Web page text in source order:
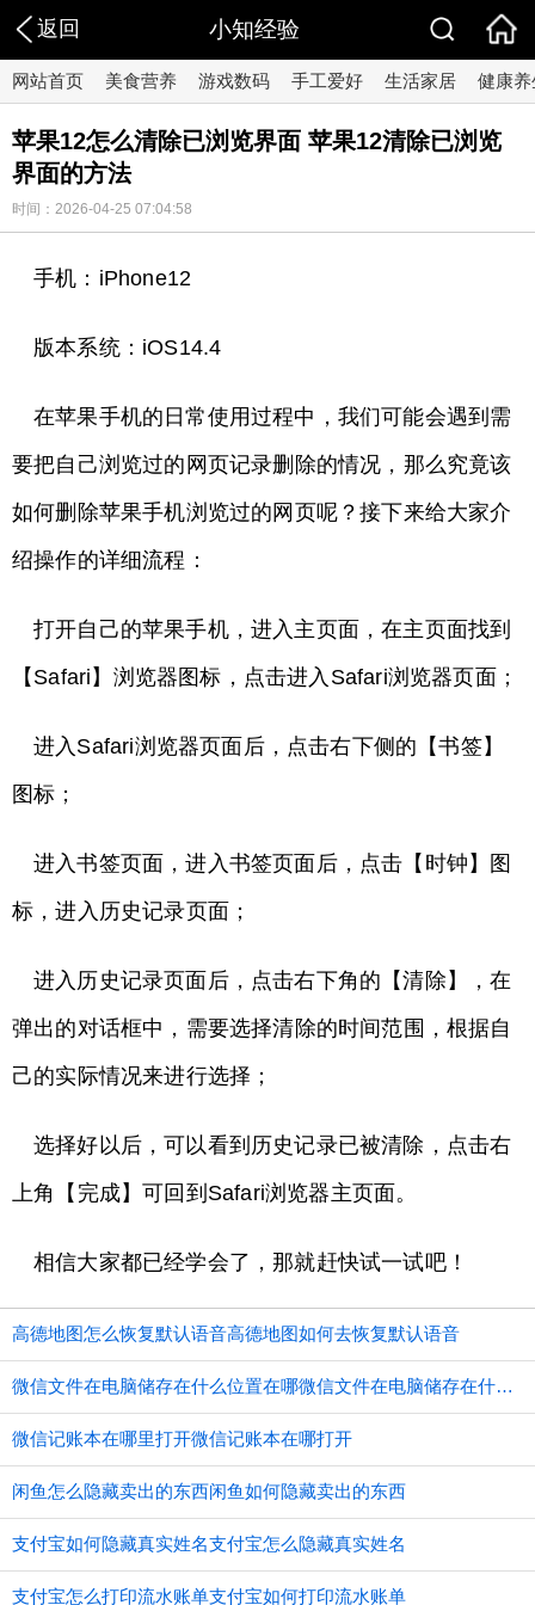
返回 小知经验
网站首页 美食营养 游戏数码 手工爱好 生活家居 健康养
苹果12怎么清除已浏览界面 苹果12清除已浏览
界面的方法
时间：2026-04-25 07:04:58
手机：iPhone12
版本系统：iOS14.4
在苹果手机的日常使用过程中，我们可能会遇到需
要把自己浏览过的网页记录删除的情况，那么究竟该
如何删除苹果手机浏览过的网页呢？接下来给大家介
绍操作的详细流程：
打开自己的苹果手机，进入主页面，在主页面找到
【Safari】浏览器图标，点击进入Safari浏览器页面；
进入Safari浏览器页面后，点击右下侧的【书签】
图标；
进入书签页面，进入书签页面后，点击【时钟】图
标，进入历史记录页面；
进入历史记录页面后，点击右下角的【清除】，在
弹出的对话框中，需要选择清除的时间范围，根据自
己的实际情况来进行选择；
选择好以后，可以看到历史记录已被清除，点击右
上角【完成】可回到Safari浏览器主页面。
相信大家都已经学会了，那就赶快试一试吧！
高德地图怎么恢复默认语音高德地图如何去恢复默认语音
微信文件在电脑储存在什么位置在哪微信文件在电脑储存在什么位置
微信记账本在哪里打开微信记账本在哪打开
闲鱼怎么隐藏卖出的东西闲鱼如何隐藏卖出的东西
支付宝如何隐藏真实姓名支付宝怎么隐藏真实姓名
支付宝怎么打印流水账单支付宝如何打印流水账单